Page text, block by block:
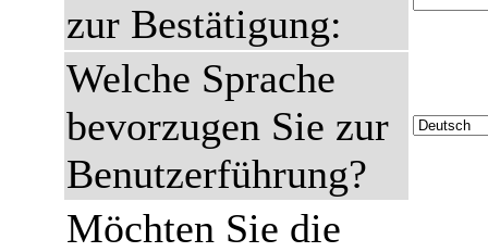
zur Bestätigung:
Welche Sprache
bevorzugen Sie zur
Benutzerführung?
Möchten Sie die